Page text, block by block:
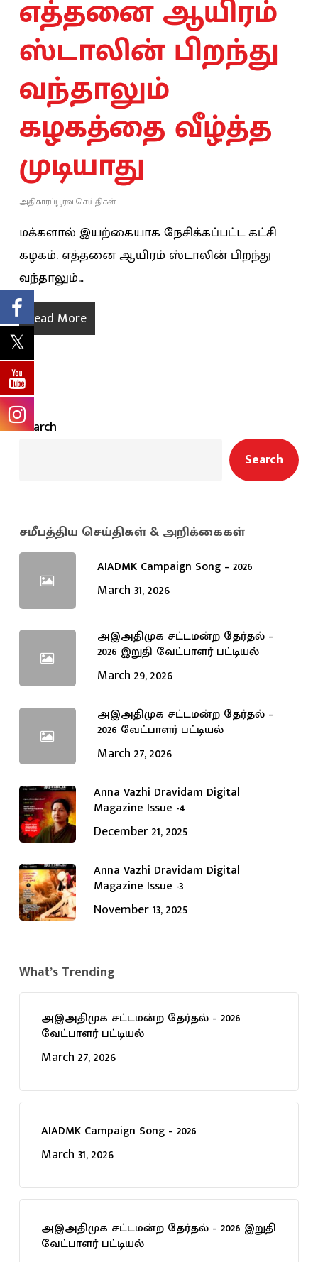
எத்தனை ஆயிரம்
ஸ்டாலின் பிறந்து
வந்தாலும்
கழகத்தை வீழ்த்த
முடியாது
அதிகாரப்பூர்வ செய்திகள்
மக்களால் இயற்கையாக நேசிக்கப்பட்ட கட்சி
கழகம். எத்தனை ஆயிரம் ஸ்டாலின் பிறந்து
வந்தாலும்…
Read More
Search
Search
சமீபத்திய செய்திகள் & அறிக்கைகள்
AIADMK Campaign Song – 2026
March 31, 2026
அஇஅதிமுக சட்டமன்ற தேர்தல் –
2026 இறுதி வேட்பாளர் பட்டியல்
March 29, 2026
அஇஅதிமுக சட்டமன்ற தேர்தல் –
2026 வேட்பாளர் பட்டியல்
March 27, 2026
Anna Vazhi Dravidam Digital
Magazine Issue -4
December 21, 2025
Anna Vazhi Dravidam Digital
Magazine Issue -3
November 13, 2025
What’s Trending
அஇஅதிமுக சட்டமன்ற தேர்தல் – 2026
வேட்பாளர் பட்டியல்
March 27, 2026
AIADMK Campaign Song – 2026
March 31, 2026
அஇஅதிமுக சட்டமன்ற தேர்தல் – 2026 இறுதி
வேட்பாளர் பட்டியல்